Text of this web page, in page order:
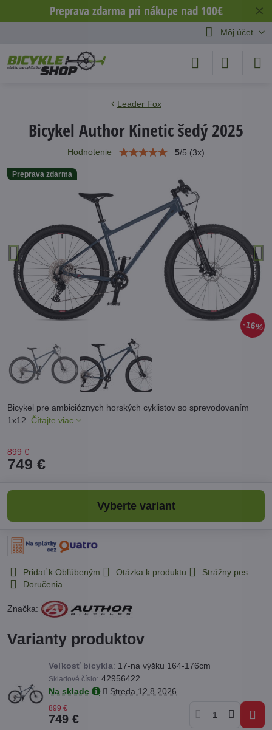
✕
Preprava zdarma pri nákupe nad 100€
Môj účet
Preprava zdarma
16%
Leader Fox
Bicykel Author Kinetic šedý 2025
Hodnotenie 5/5 (3x)
Bicykel pre ambicióznych horských cyklistov so sprevodovaním
1x12. Čítajte viac
899 €
749 €
Vyberte variant
Pridať k Obľúbeným Otázka k produktu
Strážny pes
Doručenia
Značka:
Varianty produktov
Veľkosť bicykla: 17-na výšku 164-176cm
Skladové číslo: 42956422
Na sklade
Streda 12.8.2026
899 €
749 €